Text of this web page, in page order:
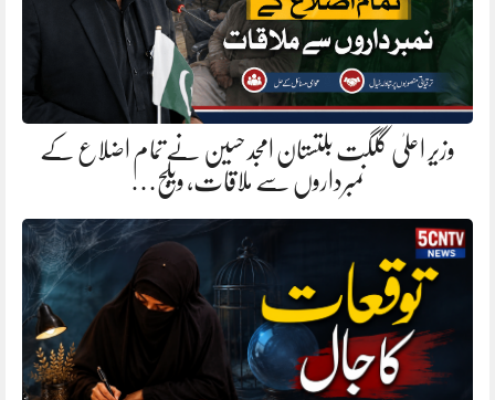
وزیر اعلیٰ گلگت بلتستان امجد حسین نے تمام اضلاع کے
نمبرداروں سے ملاقات، ویلج…